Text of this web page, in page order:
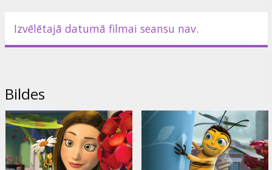
Izvēlētajā datumā filmai seansu nav.
Bildes